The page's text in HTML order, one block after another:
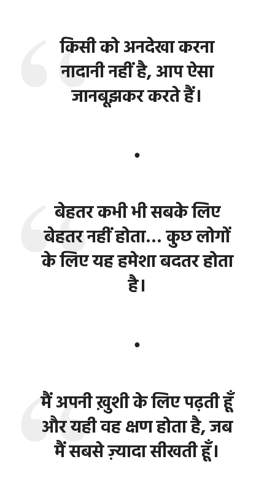
किसी को अनदेखा करना
नादानी नहीं है, आप ऐसा
जानबूझकर करते हैं।
●
बेहतर कभी भी सबके लिए
बेहतर नहीं होता… कुछ लोगों
के लिए यह हमेशा बदतर होता
है।
●
मैं अपनी ख़ुशी के लिए पढ़ती हूँ
और यही वह क्षण होता है, जब
मैं सबसे ज़्यादा सीखती हूँ।